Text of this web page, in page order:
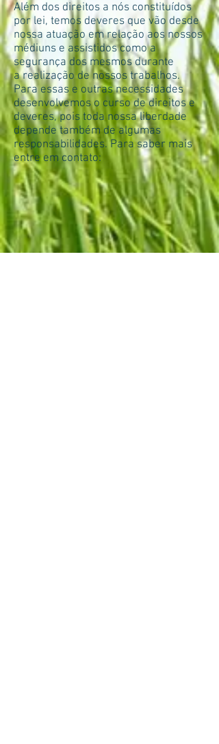
Além dos direitos a nós constituídos
por lei, temos deveres que vão desde
nossa atuação em relação aos nossos
médiuns e assistidos como a
segurança dos mesmos durante
a realização de nossos trabalhos.
Para essas e outras necessidades
desenvolvemos o curso de direitos e
deveres, pois toda nossa liberdade
depende também de algumas
responsabilidades. Para saber mais
entre em contato: